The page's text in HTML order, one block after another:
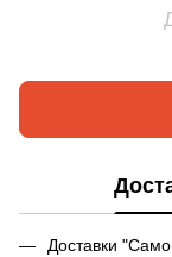
Доставки